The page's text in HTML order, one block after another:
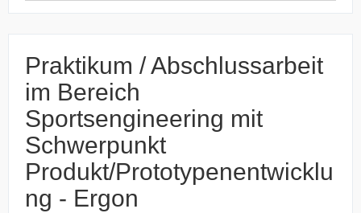
Praktikum / Abschlussarbeit
im Bereich
Sportsengineering mit
Schwerpunkt
Produkt/Prototypenentwicklu
ng - Ergon